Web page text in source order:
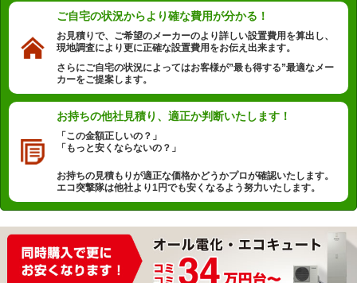
ご自宅の状況からより確な費用が分かる！
お見積りで、ご希望のメーカーのより詳しい設置費用を算出し、
現地調査により更に正確な設置費用をお伝え出来ます。
さらにご自宅の状況によってはお客様が”最も得する”最適なメー
カーをご提案します。
お持ちの他社見積り、 適正か判断いたします！
「この金額正しいの？」
「もっと安くならないの？」
お持ちの見積もりが適正な価格かどうかプロが確認いたします。
エコ突撃隊は他社より1円でも安くなるよう努力いたします。